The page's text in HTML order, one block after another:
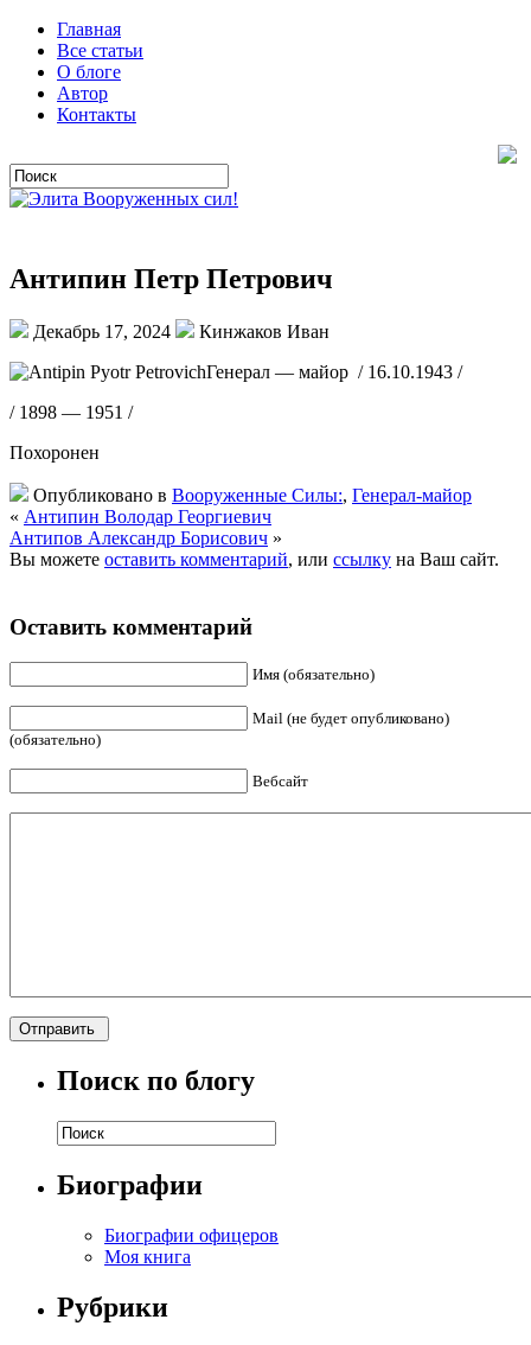
Главная
Все статьи
О блоге
Автор
Контакты
Антипин Петр Петрович
Декабрь 17, 2024
Кинжаков Иван
Генерал — майор / 16.10.1943 /
/ 1898 — 1951 /
Похоронен
Опубликовано в Вооруженные Силы:, Генерал-майор
« Антипин Володар Георгиевич
Антипов Александр Борисович »
Вы можете оставить комментарий, или ссылку на Ваш сайт.
Оставить комментарий
Имя (обязательно)
Mail (не будет опубликовано)
(обязательно)
Вебсайт
Поиск по блогу
Биографии
Биографии офицеров
Моя книга
Рубрики